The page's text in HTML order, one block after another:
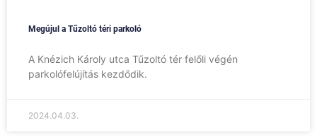
Megújul a Tűzoltó téri parkoló
A Knézich Károly utca Tűzoltó tér felőli végén
parkolófelújítás kezdődik.
2024.04.03.